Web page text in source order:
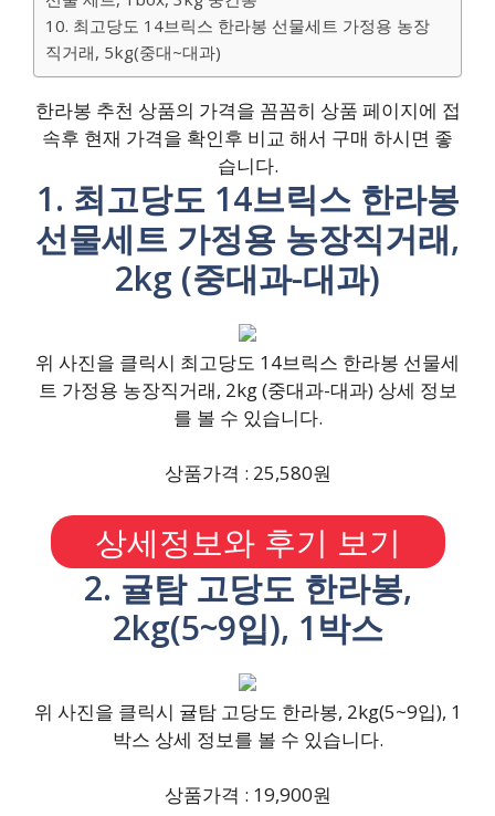
10. 최고당도 14브릭스 한라봉 선물세트 가정용 농장
직거래, 5kg(중대~대과)
한라봉 추천 상품의 가격을 꼼꼼히 상품 페이지에 접
속후 현재 가격을 확인후 비교 해서 구매 하시면 좋
습니다.
1. 최고당도 14브릭스 한라봉
선물세트 가정용 농장직거래,
2kg (중대과-대과)
위 사진을 클릭시 최고당도 14브릭스 한라봉 선물세
트 가정용 농장직거래, 2kg (중대과-대과) 상세 정보
를 볼 수 있습니다.
상품가격 : 25,580원
상세정보와 후기 보기
2. 귤탐 고당도 한라봉,
2kg(5~9입), 1박스
위 사진을 클릭시 귤탐 고당도 한라봉, 2kg(5~9입), 1
박스 상세 정보를 볼 수 있습니다.
상품가격 : 19,900원